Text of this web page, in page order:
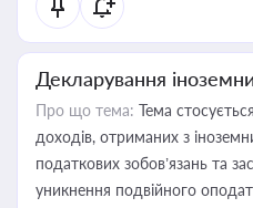
Декларування
Про що тема: Тема
доходів, отриманих з
податкових зобов’язань та
уникнення подвійного